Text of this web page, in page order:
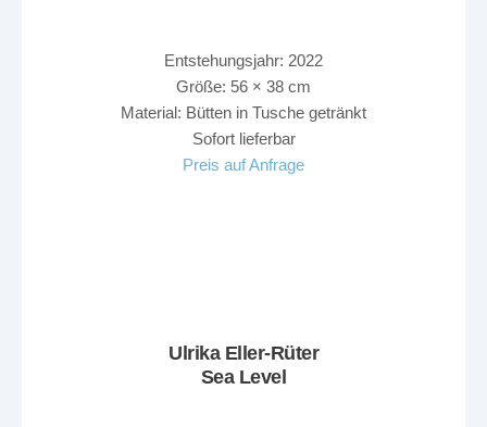
Entstehungsjahr: 2022
Größe: 56 × 38 cm
Material: Bütten in Tusche getränkt
Sofort lieferbar
Preis auf Anfrage
Ulrika Eller-Rüter
Sea Level